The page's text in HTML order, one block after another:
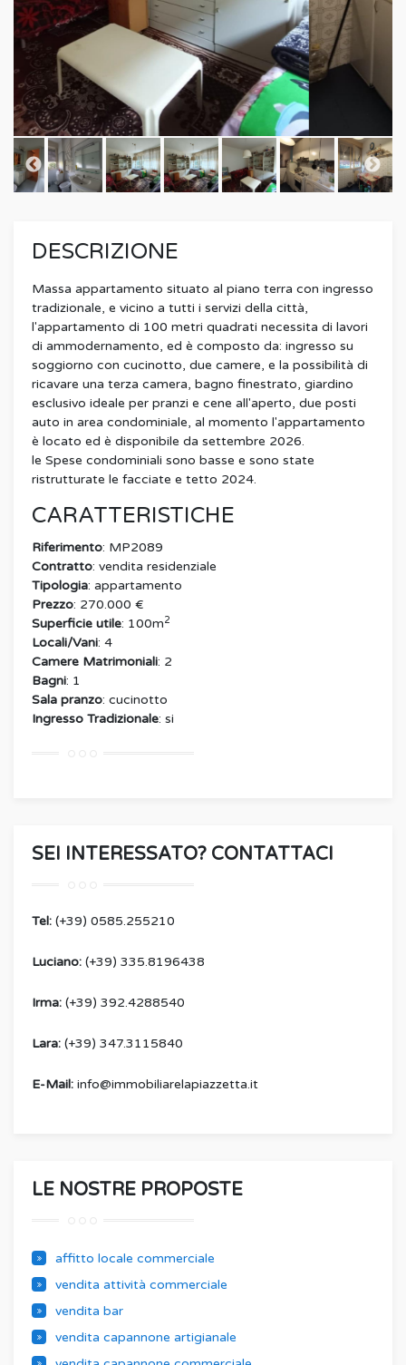
DESCRIZIONE
Massa appartamento situato al piano terra con ingresso
tradizionale, e vicino a tutti i servizi della città,
l'appartamento di 100 metri quadrati necessita di lavori
di ammodernamento, ed è composto da: ingresso su
soggiorno con cucinotto, due camere, e la possibilità di
ricavare una terza camera, bagno finestrato, giardino
esclusivo ideale per pranzi e cene all'aperto, due posti
auto in area condominiale, al momento l'appartamento
è locato ed è disponibile da settembre 2026.
le Spese condominiali sono basse e sono state
ristrutturate le facciate e tetto 2024.
CARATTERISTICHE
Riferimento: MP2089
Contratto: vendita residenziale
Tipologia: appartamento
Prezzo: 270.000 €
Superficie utile: 100m2
Locali/Vani: 4
Camere Matrimoniali: 2
Bagni: 1
Sala pranzo: cucinotto
Ingresso Tradizionale: si
SEI INTERESSATO? CONTATTACI
Tel: (+39) 0585.255210
Luciano: (+39) 335.8196438
Irma: (+39) 392.4288540
Lara: (+39) 347.3115840
E-Mail: info@immobiliarelapiazzetta.it
LE NOSTRE PROPOSTE
affitto locale commerciale
vendita attività commerciale
vendita bar
vendita capannone artigianale